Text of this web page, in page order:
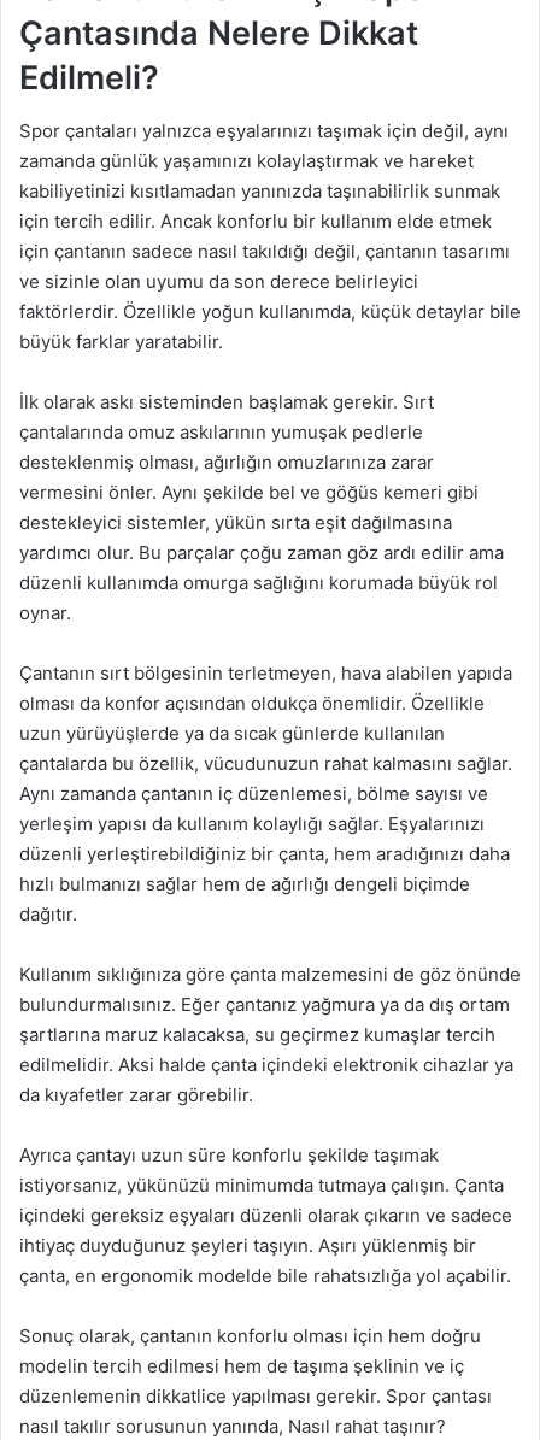
Çantasında Nelere Dikkat
Edilmeli?
Spor çantaları yalnızca eşyalarınızı taşımak için değil, aynı
zamanda günlük yaşamınızı kolaylaştırmak ve hareket
kabiliyetinizi kısıtlamadan yanınızda taşınabilirlik sunmak
için tercih edilir. Ancak konforlu bir kullanım elde etmek
için çantanın sadece nasıl takıldığı değil, çantanın tasarımı
ve sizinle olan uyumu da son derece belirleyici
faktörlerdir. Özellikle yoğun kullanımda, küçük detaylar bile
büyük farklar yaratabilir.
İlk olarak askı sisteminden başlamak gerekir. Sırt
çantalarında omuz askılarının yumuşak pedlerle
desteklenmiş olması, ağırlığın omuzlarınıza zarar
vermesini önler. Aynı şekilde bel ve göğüs kemeri gibi
destekleyici sistemler, yükün sırta eşit dağılmasına
yardımcı olur. Bu parçalar çoğu zaman göz ardı edilir ama
düzenli kullanımda omurga sağlığını korumada büyük rol
oynar.
Çantanın sırt bölgesinin terletmeyen, hava alabilen yapıda
olması da konfor açısından oldukça önemlidir. Özellikle
uzun yürüyüşlerde ya da sıcak günlerde kullanılan
çantalarda bu özellik, vücudunuzun rahat kalmasını sağlar.
Aynı zamanda çantanın iç düzenlemesi, bölme sayısı ve
yerleşim yapısı da kullanım kolaylığı sağlar. Eşyalarınızı
düzenli yerleştirebildiğiniz bir çanta, hem aradığınızı daha
hızlı bulmanızı sağlar hem de ağırlığı dengeli biçimde
dağıtır.
Kullanım sıklığınıza göre çanta malzemesini de göz önünde
bulundurmalısınız. Eğer çantanız yağmura ya da dış ortam
şartlarına maruz kalacaksa, su geçirmez kumaşlar tercih
edilmelidir. Aksi halde çanta içindeki elektronik cihazlar ya
da kıyafetler zarar görebilir.
Ayrıca çantayı uzun süre konforlu şekilde taşımak
istiyorsanız, yükünüzü minimumda tutmaya çalışın. Çanta
içindeki gereksiz eşyaları düzenli olarak çıkarın ve sadece
ihtiyaç duyduğunuz şeyleri taşıyın. Aşırı yüklenmiş bir
çanta, en ergonomik modelde bile rahatsızlığa yol açabilir.
Sonuç olarak, çantanın konforlu olması için hem doğru
modelin tercih edilmesi hem de taşıma şeklinin ve iç
düzenlemenin dikkatlice yapılması gerekir. Spor çantası
nasıl takılır sorusunun yanında, Nasıl rahat taşınır?